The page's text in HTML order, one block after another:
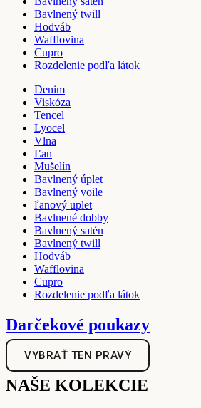
Bavlnený twill
Hodváb
Wafflovina
Cupro
Rozdelenie podľa látok
Denim
Viskóza
Tencel
Lyocel
Vlna
Ľan
Mušelín
Bavlnený úplet
Bavlnený voile
ľanový uplet
Bavlnené dobby
Bavlnený satén
Bavlnený twill
Hodváb
Wafflovina
Cupro
Rozdelenie podľa látok
Darčekové poukazy
VYBRAŤ TEN PRAVÝ
NAŠE KOLEKCIE